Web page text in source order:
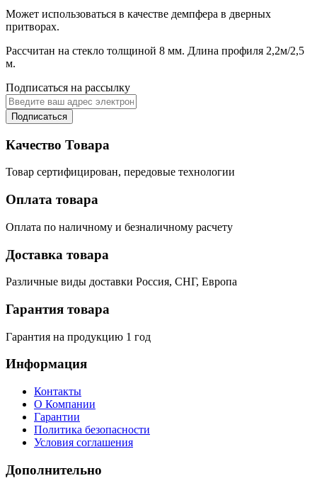
Может использоваться в качестве демпфера в дверных
притворах.
Рассчитан на стекло толщиной 8 мм. Длина профиля 2,2м/2,5
м.
Подписаться на рассылку
Подписаться
Качество Товара
Товар сертифицирован, передовые технологии
Оплата товара
Оплата по наличному и безналичному расчету
Доставка товара
Различные виды доставки Россия, СНГ, Европа
Гарантия товара
Гарантия на продукцию 1 год
Информация
Контакты
О Компании
Гарантии
Политика безопасности
Условия соглашения
Дополнительно